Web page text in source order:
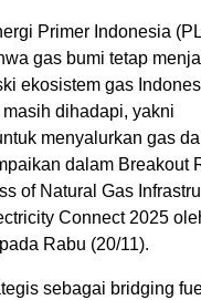
Primer Indonesia
gas bumi tetap
ekosistem gas
dihadapi, yakni
menyalurkan gas
dalam Breakout
of Natural Gas
Connect 2025
Rabu (20/11).
sebagai bridging